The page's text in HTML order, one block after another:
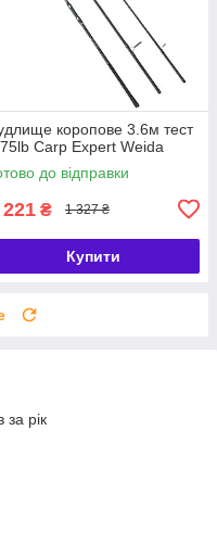
коропове 3.6м тест
Carp Expert Weida
до відправки
221 ₴ 1 327 ₴
Купити
за рік